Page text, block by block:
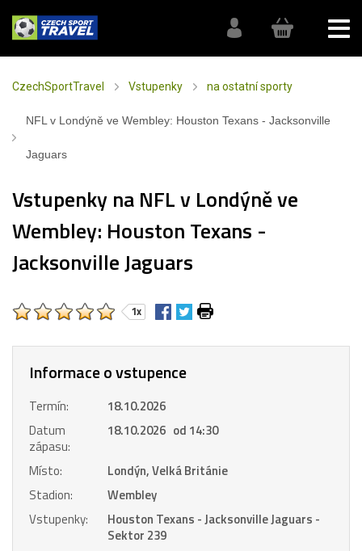
CzechSportTravel Vstupenky na ostatní sporty
NFL v Londýně ve Wembley: Houston Texans - Jacksonville
Jaguars
Vstupenky na NFL v Londýně ve
Wembley: Houston Texans -
Jacksonville Jaguars
1x
Informace o vstupence
Termín:
18.10.2026
Datum
zápasu:
18.10.2026 od 14:30
Místo:
Londýn, Velká Británie
Stadion:
Wembley
Vstupenky:
Houston Texans - Jacksonville Jaguars -
Sektor 239